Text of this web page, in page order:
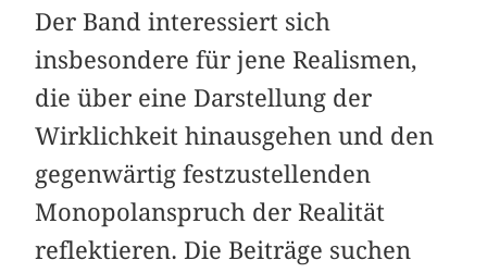
Der Band interessiert sich
insbesondere für jene Realismen,
die über eine Darstellung der
Wirklichkeit hinausgehen und den
gegenwärtig festzustellenden
Monopol­anspruch der Realität
reflektieren. Die Beiträge suchen